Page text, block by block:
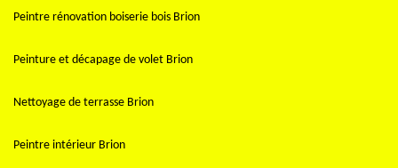
Peintre rénovation boiserie bois Brion
Peinture et décapage de volet Brion
Nettoyage de terrasse Brion
Peintre intérieur Brion